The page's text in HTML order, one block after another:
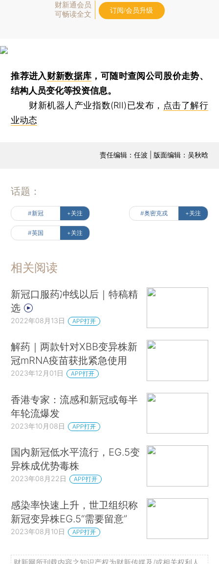
财新通会员
可畅读全文
订阅/会员升级
推荐进入财新数据库 ，可随时查阅公司股价走势、
结构人员变化等投资信息。
财新机器人产业指数(RII)已发布， 点击了解行
业动态
责任编辑：任波 | 版面编辑：吴秋晗
话题：
#新冠 +关注 #奥密克戎 +关注
#英国 +关注
相关阅读
新冠口服药冲线以后｜特稿精
选
2022年08月13日 APP打开
解药｜两款针对XBB变异株新
冠mRNA疫苗获批紧急使用
2023年12月01日 APP打开
香港专家：流感和新冠或每半
年轮流爆发
2023年10月08日 APP打开
国内新冠低水平流行，EG.5变
异株成优势毒株
2023年08月22日 APP打开
感染率快速上升，世卫组织称
新冠变异株EG.5“需要留意”
2023年08月10日 APP打开
财新网所刊载内容之知识产权为财新传媒及/或相关权利人